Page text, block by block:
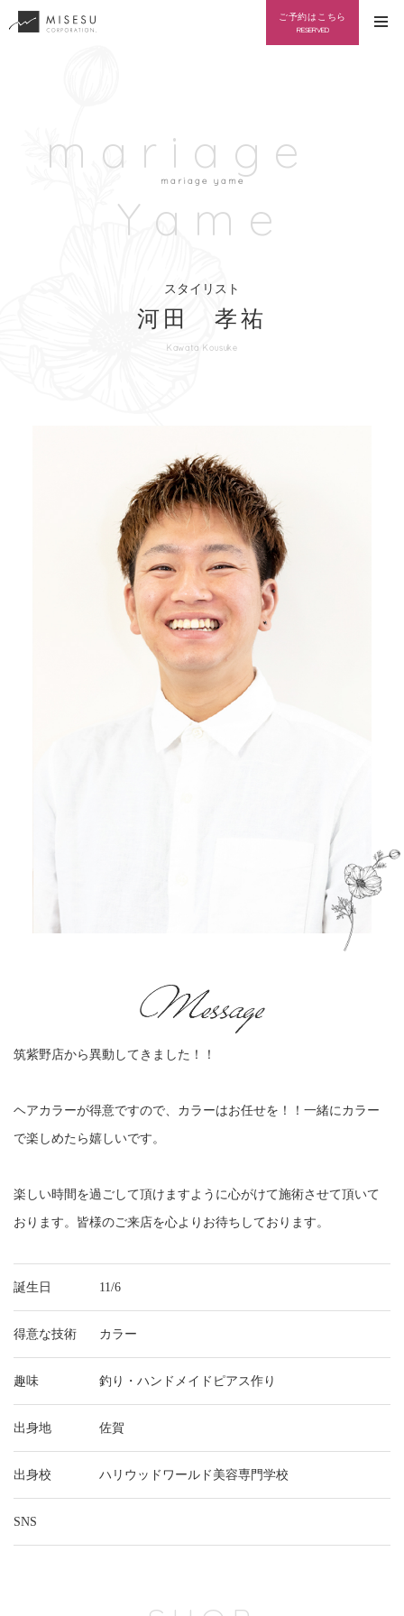
MISESU久留米本店
mariage 筑紫野店
スタッフ
ブログ
採用情報
会社概要・歴史 サイトマップ 個人情報保護方針
ご予約はこちら
RESERVED
mariage
Yame
mariage yame
スタイリスト
河田 孝祐
Kawata Kousuke
筑紫野店から異動してきました！！
ヘアカラーが得意ですので、カラーはお任せを！！一緒にカラー
で楽しめたら嬉しいです。
楽しい時間を過ごして頂けますように心がけて施術させて頂いて
おります。皆様のご来店を心よりお待ちしております。
誕生日 11/6
得意な技術 カラー
趣味 釣り・ハンドメイドピアス作り
出身地 佐賀
出身校 ハリウッドワールド美容専門学校
SNS